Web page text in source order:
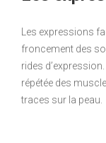
Les expressions
froncement des
rides
répétée des
traces sur la peau.